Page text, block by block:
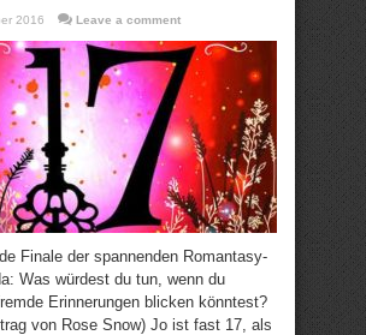
2016 Leave a comment
Finale der spannenden Romantasy-
Was würdest du tun, wenn du
Erinnerungen blicken könntest?
von Rose Snow) Jo ist fast 17, als